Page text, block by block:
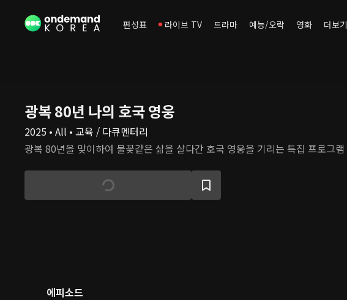
편성표 라이브 TV 드라마 예능/오락 영화 더보기
광복 80년 나의 호국 영웅
2025 • All • 교육 / 다큐멘터리
광복 80년을 맞이하여 불꽃같은 삶을 살다간 호국 영웅을 기리는 특집 프로그램
에피소드